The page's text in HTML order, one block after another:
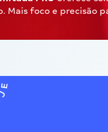
Mais foco e precisão